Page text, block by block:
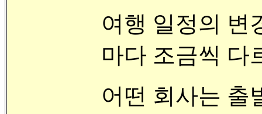
여행 일정의 변
마다 조금씩 다
어떤 회사는 출